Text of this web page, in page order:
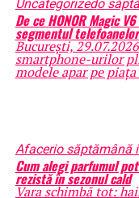
Uncategorizedo
De ce HONOR Magic
segmentul
București,
smartphone-urilor
modele apar pe
Afacerio săptămână
Cum alegi parfumul
rezistă în sezonul cald
Vara schimbă tot: